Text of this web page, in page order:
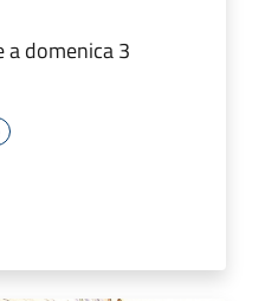
a domenica 3